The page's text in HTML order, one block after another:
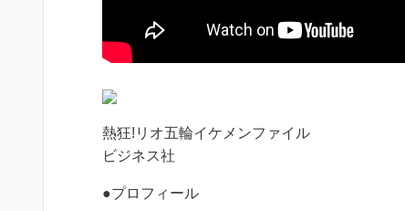
熱狂!リオ五輪イケメンファイル
ビジネス社
●プロフィール